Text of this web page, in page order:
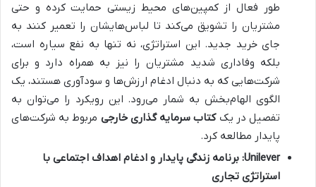
طور فعال از کمپین‌های محیط زیستی حمایت کرده و حتی
مشتریان را تشویق می‌کند تا لباس‌هایشان را تعمیر کنند به
جای خرید جدید. این استراتژی، نه تنها به نفع سیاره است،
بلکه وفاداری شدید مشتریان را نیز به همراه دارد و برای
شرکت‌هایی که به دنبال ادغام ارزش‌ها و سودآوری هستند، یک
الگوی الهام‌بخش به شمار می‌رود. این رویکرد را می‌توان به
تفصیل در یککتاب سرمایه گذاری خارجی مربوط به شرکت‌های
پایدار مطالعه کرد.
Unilever: برنامه زندگی پایدار و ادغام اهداف اجتماعی با
استراتژی تجاری